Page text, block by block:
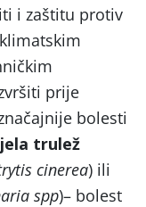
i zaštitu protiv
prije
bolesti
trulež
cinerea) ili
spp)– bolest